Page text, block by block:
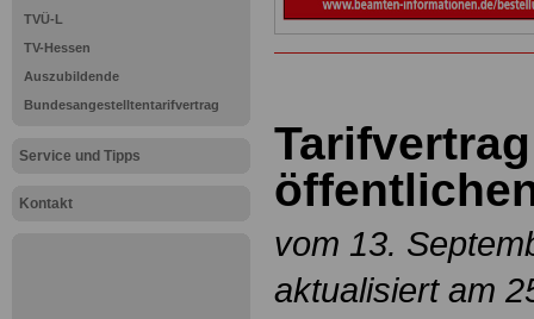
TVÜ-L
TV-Hessen
Auszubildende
Bundesangestelltentarifvertrag
Service und Tipps
Kontakt
vom 13.
aktualisiert am